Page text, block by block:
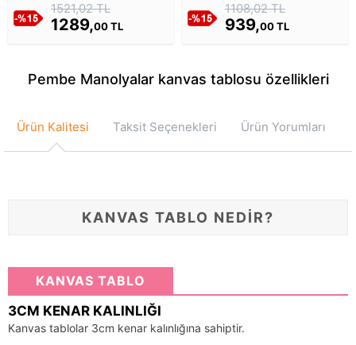
1521,02 TL
1289,00 TL
1108,02 TL
939,00 TL
Pembe Manolyalar kanvas tablosu özellikleri
Ürün Kalitesi Taksit Seçenekleri Ürün Yorumları
KANVAS TABLO NEDİR?
KANVAS TABLO
3CM KENAR KALINLIĞI
Kanvas tablolar 3cm kenar kalınlığına sahiptir.